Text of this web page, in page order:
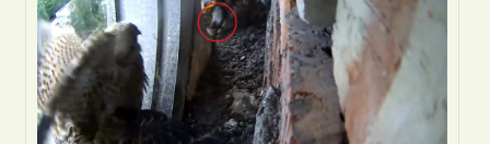
(госць)